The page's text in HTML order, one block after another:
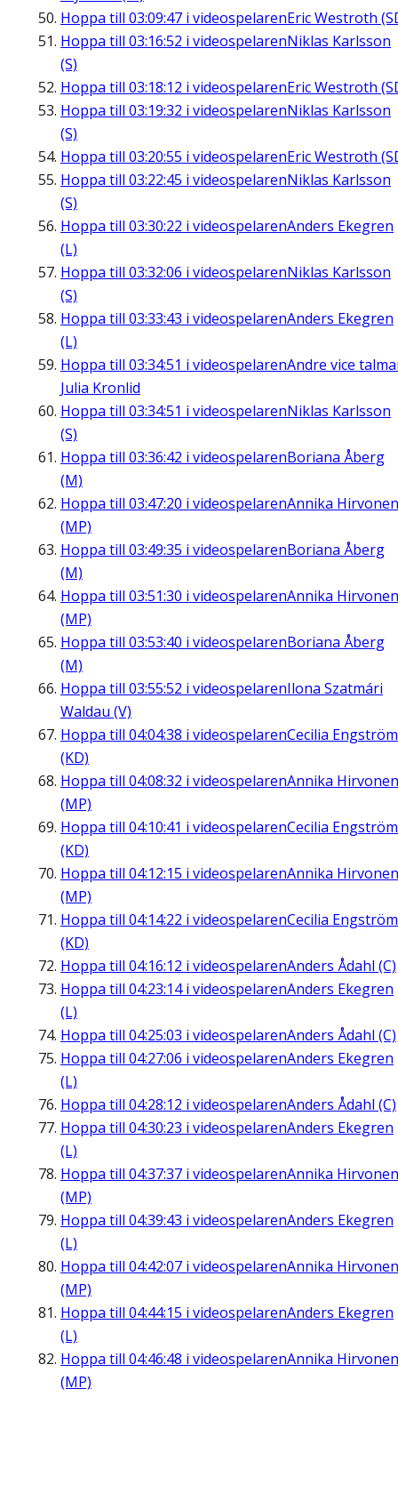
Hoppa till 03:09:47 i videospelarenEric Westroth
Hoppa till 03:16:52 i videospelarenNiklas Karlsson
(S)
Hoppa till 03:18:12 i videospelarenEric Westroth
Hoppa till 03:19:32 i videospelarenNiklas Karlsson
(S)
Hoppa till 03:20:55 i videospelarenEric Westroth
Hoppa till 03:22:45 i videospelarenNiklas Karlsson
(S)
Hoppa till 03:30:22 i videospelarenAnders Ekegren
(L)
Hoppa till 03:32:06 i videospelarenNiklas Karlsson
(S)
Hoppa till 03:33:43 i videospelarenAnders Ekegren
(L)
Hoppa till 03:34:51 i videospelarenAndre vice
Julia Kronlid
Hoppa till 03:34:51 i videospelarenNiklas Karlsson
(S)
Hoppa till 03:36:42 i videospelarenBoriana Åberg
(M)
Hoppa till 03:47:20 i videospelarenAnnika Hirvonen
(MP)
Hoppa till 03:49:35 i videospelarenBoriana Åberg
(M)
Hoppa till 03:51:30 i videospelarenAnnika Hirvonen
(MP)
Hoppa till 03:53:40 i videospelarenBoriana Åberg
(M)
Hoppa till 03:55:52 i videospelarenIlona Szatmári
Waldau (V)
Hoppa till 04:04:38 i videospelarenCecilia Engström
(KD)
Hoppa till 04:08:32 i videospelarenAnnika Hirvonen
(MP)
Hoppa till 04:10:41 i videospelarenCecilia Engström
(KD)
Hoppa till 04:12:15 i videospelarenAnnika Hirvonen
(MP)
Hoppa till 04:14:22 i videospelarenCecilia Engström
(KD)
Hoppa till 04:16:12 i videospelarenAnders Ådahl (C)
Hoppa till 04:23:14i videospelarenAnders Ekegren
(L)
Hoppa till 04:25:03 i videospelarenAnders Ådahl (C)
Hoppa till 04:27:06 i videospelarenAnders Ekegren
(L)
Hoppa till 04:28:12 i videospelarenAnders Ådahl (C)
Hoppa till 04:30:23 i videospelarenAnders Ekegren
(L)
Hoppa till 04:37:37 i videospelarenAnnika Hirvonen
(MP)
Hoppa till 04:39:43 i videospelarenAnders Ekegren
(L)
Hoppa till 04:42:07 i videospelarenAnnika Hirvonen
(MP)
Hoppa till 04:44:15 i videospelarenAnders Ekegren
(L)
Hoppa till 04:46:48 i videospelarenAnnika Hirvonen
(MP)